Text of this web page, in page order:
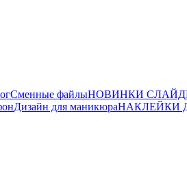
Сменные файлыНОВИНКИ
Дизайн для маникюраНАКЛЕЙКИ